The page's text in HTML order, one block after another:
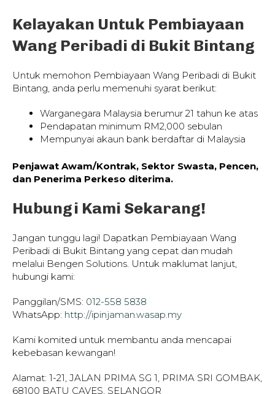
Kelayakan Untuk Pembiayaan
Wang Peribadi di Bukit Bintang
Untuk memohon Pembiayaan Wang Peribadi di Bukit
Bintang, anda perlu memenuhi syarat berikut:
Warganegara Malaysia berumur 21 tahun ke atas
Pendapatan minimum RM2,000 sebulan
Mempunyai akaun bank berdaftar di Malaysia
Penjawat Awam/Kontrak, Sektor Swasta, Pencen,
dan Penerima Perkeso diterima.
Hubungi Kami Sekarang!
Jangan tunggu lagi! Dapatkan Pembiayaan Wang
Peribadi di Bukit Bintang yang cepat dan mudah
melalui Bengen Solutions. Untuk maklumat lanjut,
hubungi kami:
Panggilan/SMS: 012-558 5838
WhatsApp: http://ipinjaman.wasap.my
Kami komited untuk membantu anda mencapai
kebebasan kewangan!
Alamat: 1-21, JALAN PRIMA SG 1, PRIMA SRI GOMBAK,
68100 BATU CAVES, SELANGOR